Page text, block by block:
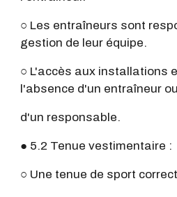
○ Les entraîneurs sont
gestion de leur équipe.
○ L'accès aux installations
l'absence d'un entraîneur ou
d'un responsable.
● 5.2 Tenue vestimentaire :
○ Une tenue de sport